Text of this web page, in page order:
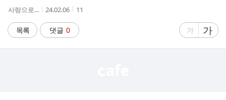
작
자
사랑으로...
작
시
간
24.02.06
조
수
11
목록 댓글 0
글
가
글
자
가